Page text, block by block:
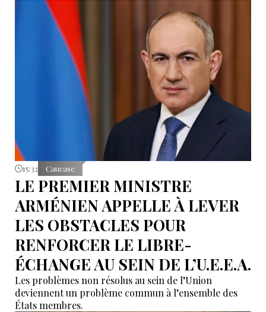
15:32 Caucase
LE PREMIER MINISTRE
ARMÉNIEN APPELLE À LEVER
LES OBSTACLES POUR
RENFORCER LE LIBRE-
ÉCHANGE AU SEIN DE L’U.E.E.A.
Les problèmes non résolus au sein de l’Union
deviennent un problème commun à l’ensemble des
États membres.